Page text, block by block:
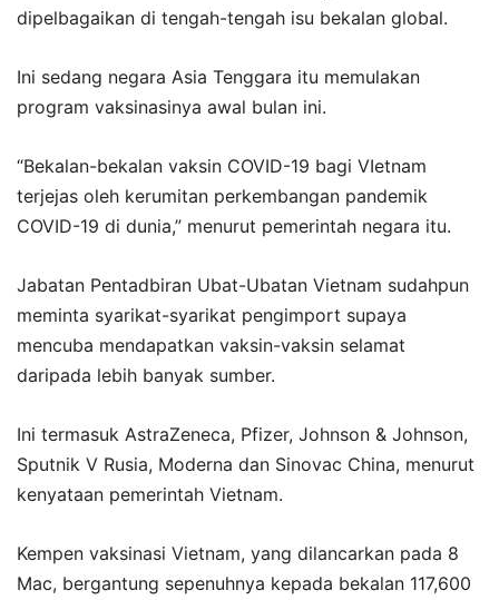
dipelbagaikan di tengah-tengah isu bekalan global.
Ini sedang negara Asia Tenggara itu memulakan
program vaksinasinya awal bulan ini.
“Bekalan-bekalan vaksin COVID-19 bagi VIetnam
terjejas oleh kerumitan perkembangan pandemik
COVID-19 di dunia,” menurut pemerintah negara itu.
Jabatan Pentadbiran Ubat-Ubatan Vietnam sudahpun
meminta syarikat-syarikat pengimport supaya
mencuba mendapatkan vaksin-vaksin selamat
daripada lebih banyak sumber.
Ini termasuk AstraZeneca, Pfizer, Johnson & Johnson,
Sputnik V Rusia, Moderna dan Sinovac China, menurut
kenyataan pemerintah Vietnam.
Kempen vaksinasi Vietnam, yang dilancarkan pada 8
Mac, bergantung sepenuhnya kepada bekalan 117,600